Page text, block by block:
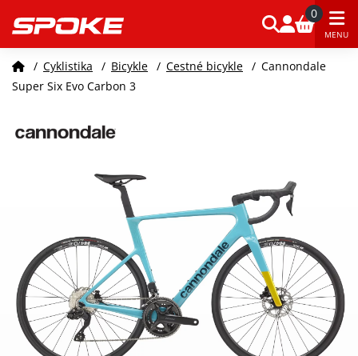
0
MENU
/ Cyklistika / Bicykle / Cestné bicykle / Cannondale
Super Six Evo Carbon 3